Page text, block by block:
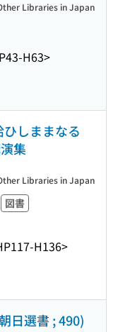
H63>
Libraries in Japan
しままなる
集
図書
H136>
Libraries in Japan
日選書 ; 490)